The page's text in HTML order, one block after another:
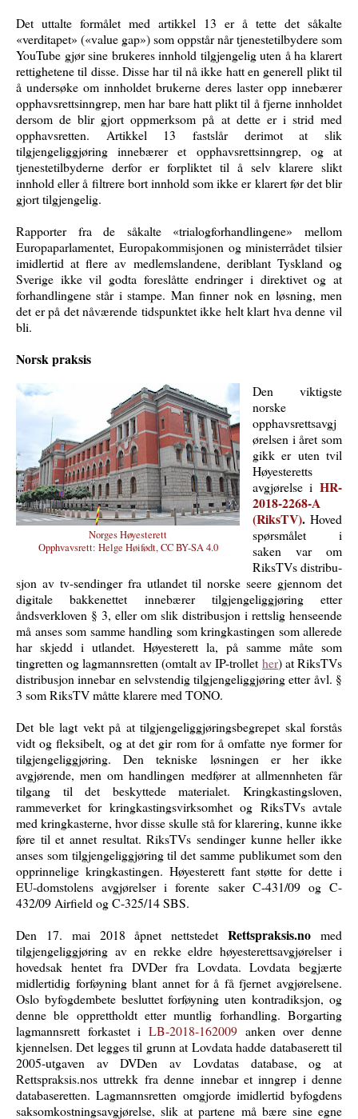
Det uttalte formålet med artikkel 13 er å tette det såkalte
«verditapet» («value gap») som oppstår når tjenestetilbydere som
YouTube gjør sine brukeres innhold tilgjengelig uten å ha klarert
rettighetene til disse. Disse har til nå ikke hatt en generell plikt til
å undersøke om innholdet brukerne deres laster opp innebærer
opphavsrettsinngrep, men har bare hatt plikt til å fjerne innholdet
dersom de blir gjort oppmerksom på at dette er i strid med
opphavsretten. Artikkel 13 fastslår derimot at slik
tilgjengeliggjøring innebærer et opphavsrettsinngrep, og at
tjenestetilbyderne derfor er forpliktet til å selv klarere slikt
innhold eller å filtrere bort innhold som ikke er klarert før det blir
gjort tilgjengelig.
Rapporter fra de såkalte «trialogforhandlingene» mellom
Europaparlamentet, Europakommisjonen og ministerrådet tilsier
imidlertid at flere av medlemslandene, deriblant Tyskland og
Sverige ikke vil godta foreslåtte endringer i direktivet og at
forhandlingene står i stampe. Man finner nok en løsning, men
det er på det nåværende tidspunktet ikke helt klart hva denne vil
bli.
Norsk praksis
Norges Høyesterett
Opphvavsrett: Helge Høifødt, CC BY-SA 4.0
Den viktigste
norske
opphavsrettsavgj
ørelsen i året som
gikk er uten tvil
Høyesteretts
avgjørelse i HR-
2018-2268-A
(RiksTV). Hoved
spørsmålet i
saken var om
RiksTVs distribu­
sjon av tv-sendinger fra utlandet til norske seere gjennom det
digitale bakkenettet innebærer tilgjengeliggjøring etter
åndsverkloven § 3, eller om slik distribu­sjon i rettslig henseende
må anses som samme handling som kringkastingen som allerede
har skjedd i utlandet. Høyesterett la, på samme måte som
tingretten og lagmannsretten (omtalt av IP-trollet her) at RiksTVs
distribu­sjon innebar en selvstendig tilgjengeliggjøring etter åvl. §
3 som RiksTV måtte klarere med TONO.
Det ble lagt vekt på at tilgjengeliggjøringsbegrepet skal forstås
vidt og fleksibelt, og at det gir rom for å omfatte nye former for
tilgjengeliggjøring. Den tekniske løsningen er her ikke
avgjørende, men om handlingen medfører at allmennheten får
tilgang til det beskyttede materialet. Kringkastingsloven,
rammeverket for kringkastingsvirksomhet og RiksTVs avtale
med kringkasterne, hvor disse skulle stå for klarering, kunne ikke
føre til et annet resultat. RiksTVs sendinger kunne heller ikke
anses som tilgjengeliggjøring til det samme publikumet som den
opprinnelige kringkastingen. Høyesterett fant støtte for dette i
EU-domstolens avgjørelser i forente saker C-431/09 og C-
432/09 Airfield og C-325/14 SBS.
Den 17. mai 2018 åpnet nettstedetRettspraksis.nomed
tilgjengeliggjøring av en rekke eldre høyesterettsavgjørelser i
hovedsak hentet fra DVDer fra Lovdata. Lovdata begjærte
midlertidig forføyning blant annet for å få fjernet avgjørelsene.
Oslo byfogdembete besluttet forføyning uten kontradiksjon, og
denne ble opprettholdt etter muntlig forhandling. Borgarting
lagmannsrett forkastet i LB-2018-162009 anken over denne
kjennelsen. Det legges til grunn at Lovdata hadde databaserett til
2005-utgaven av DVDen av Lovdatas database, og at
Rettspraksis.nos uttrekk fra denne innebar et inngrep i denne
databaseretten. Lagmannsretten omgjorde imidlertid byfogdens
saksomkostningsavgjørelse, slik at partene må bære sine egne